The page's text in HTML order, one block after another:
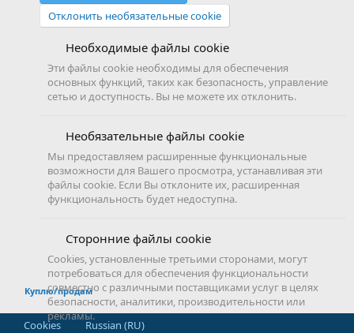
Куплю/продам
Cookies
Russian (RU)
Отклонить необязательные cookie
Необходимые файлы cookie
Эти файлы cookie необходимы для обеспечения
основных функций, таких как безопасность, управление
сетью и доступность. Вы не можете их отклонить.
Необязательные файлы cookie
Мы предоставляем расширенные функциональные
возможности для Вашего просмотра, устанавливая эти
файлы cookie. Если Вы отклоните их, расширенная
функциональность будет недоступна.
Сторонние файлы cookie
Cookies, установленные третьими сторонами, могут
потребоваться для обеспечения функциональности
совместно с различными поставщиками услуг в целях
безопасности, аналитики, производительности или
рекламы.